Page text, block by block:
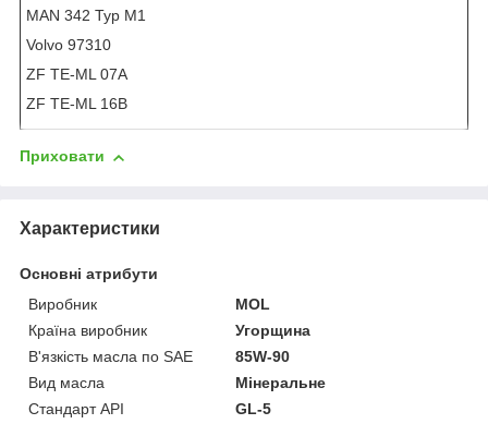
MAN 342 Typ M1
Volvo 97310
ZF TE-ML 07A
ZF TE-ML 16B
Приховати
Характеристики
Основні атрибути
Виробник
MOL
Країна виробник
Угорщина
В'язкість масла по SAE
85W-90
Вид масла
Мінеральне
Стандарт API
GL-5